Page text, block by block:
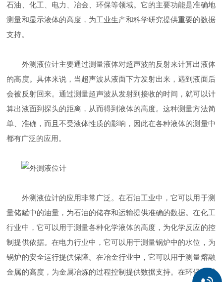
石油、化工、电力、冶金、环保等领域。它的主要功能是准确地
测量和显示液体的高度，为工业生产和科学研究提供重要的数据
支持。
外测液位计主要通过测量液体对超声波的反射来计算出液体
的高度。具体来说，当超声波从液面下方发射出来，遇到液面后
会被反射回来。通过测量超声波从发射到接收的时间，就可以计
算出液面到探头的距离，从而得到液体的高度。这种测量方法简
单、准确，而且不受液体性质的影响，因此在各种液体的测量中
都有广泛的应用。
外测液位计的应用非常广泛。在石油工业中，它可以用于测
量储罐中的油量，为石油的储存和运输提供准确的数据。在化工
行业中，它可以用于测量各种化学液体的高度，为化学反应的控
制提供依据。在电力行业中，它可以用于测量锅炉中的水位，为
锅炉的安全运行提供保障。在冶金行业中，它可以用于测量熔融
金属的高度，为金属冶炼的过程控制提供数据支持。在环保领域